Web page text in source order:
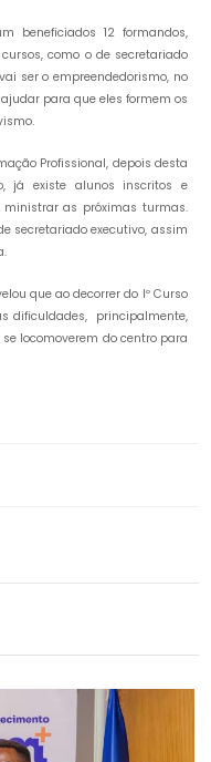
beneficiados 12 formandos,
como o de secretariado
ser o empreendedorismo, no
para que eles formem os
Profissional, depois desta
já existe alunos inscritos e
as próximas turmas.
secretariado executivo, assim
que ao decorrer do Iº Curso
dificuldades, principalmente,
locomoverem do centro para